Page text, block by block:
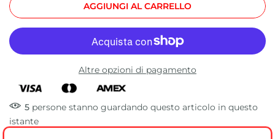
AGGIUNGI AL CARRELLO
Altre opzioni di pagamento
5 persone stanno guardando questo articolo in questo
istante